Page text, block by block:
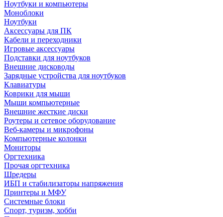
Ноутбуки и компьютеры
Моноблоки
Ноутбуки
Аксессуары для ПК
Кабели и переходники
Игровые аксессуары
Подставки для ноутбуков
Внешние дисководы
Зарядные устройства для ноутбуков
Клавиатуры
Коврики для мыши
Мыши компьютерные
Внешние жесткие диски
Роутеры и сетевое оборудование
Веб-камеры и микрофоны
Компьютерные колонки
Мониторы
Оргтехника
Прочая оргтехника
Шредеры
ИБП и стабилизаторы напряжения
Принтеры и МФУ
Системные блоки
Спорт, туризм, хобби